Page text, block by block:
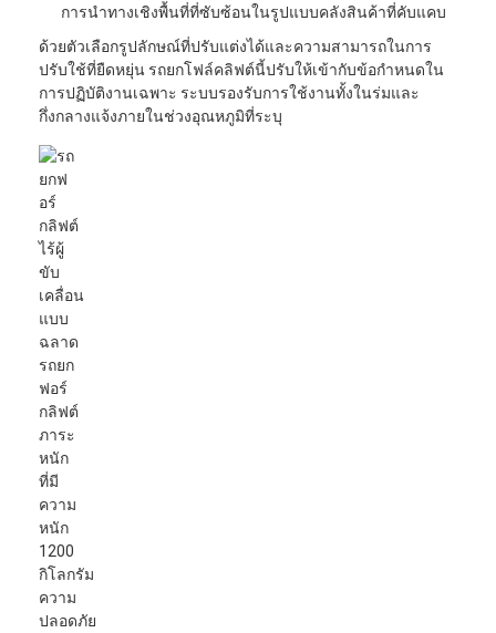
การนำทางเชิงพื้นที่ที่ซับซ้อนในรูปแบบคลังสินค้าที่คับแคบ
ด้วยตัวเลือกรูปลักษณ์ที่ปรับแต่งได้และความสามารถในการ
ปรับใช้ที่ยืดหยุ่น รถยกโฟล์คลิฟต์นี้ปรับให้เข้ากับข้อกำหนดใน
การปฏิบัติงานเฉพาะ ระบบรองรับการใช้งานทั้งในร่มและ
กึ่งกลางแจ้งภายในช่วงอุณหภูมิที่ระบุ